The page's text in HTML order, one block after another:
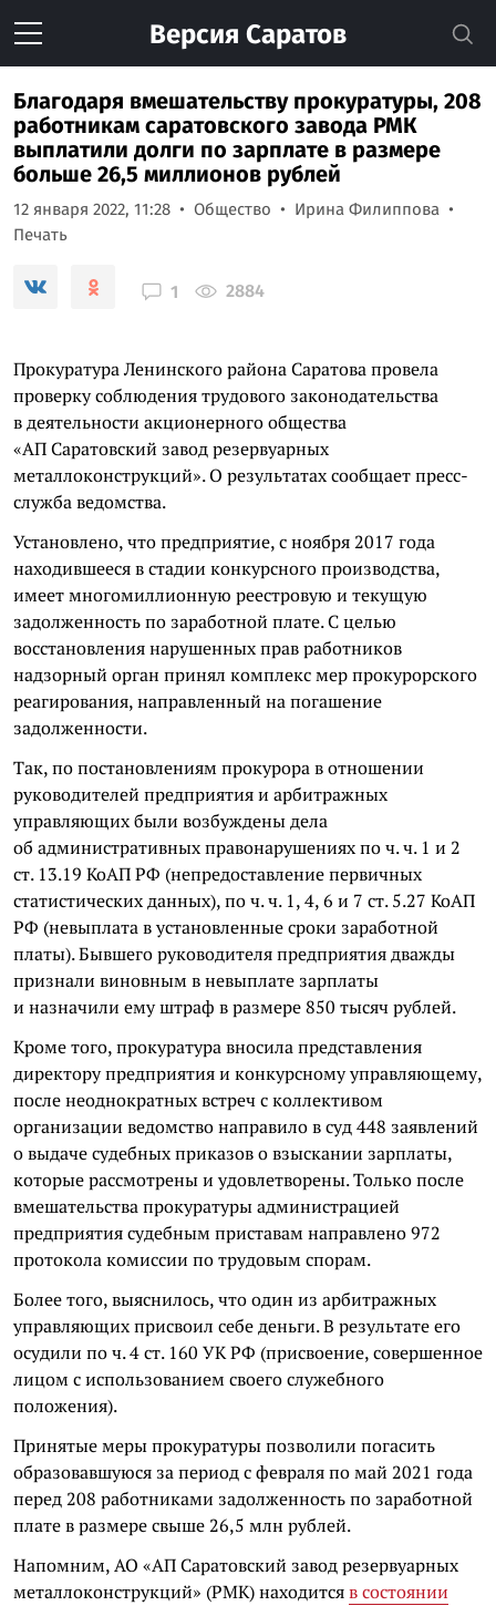
Версия Саратов
Благодаря вмешательству прокуратуры, 208
работникам саратовского завода РМК
выплатили долги по зарплате в размере
больше 26,5 миллионов рублей
12 января 2022, 11:28 Общество
Ирина Филиппова
Печать
1 2884
Прокуратура Ленинского района Саратова провела
проверку соблюдения трудового законодательства
в деятельности акционерного общества
«АП Саратовский завод резервуарных
металлоконструкций». О результатах сообщает пресс-
служба ведомства.
Установлено, что предприятие, с ноября 2017 года
находившееся в стадии конкурсного производства,
имеет многомиллионную реестровую и текущую
задолженность по заработной плате. С целью
восстановления нарушенных прав работников
надзорный орган принял комплекс мер прокурорского
реагирования, направленный на погашение
задолженности.
Так, по постановлениям прокурора в отношении
руководителей предприятия и арбитражных
управляющих были возбуждены дела
об административных правонарушениях по ч. ч. 1 и 2
ст. 13.19 КоАП РФ (непредоставление первичных
статистических данных), по ч. ч. 1, 4, 6 и 7 ст. 5.27 КоАП
РФ (невыплата в установленные сроки заработной
платы). Бывшего руководителя предприятия дважды
признали виновным в невыплате зарплаты
и назначили ему штраф в размере 850 тысяч рублей.
Кроме того, прокуратура вносила представления
директору предприятия и конкурсному управляющему,
после неоднократных встреч с коллективом
организации ведомство направило в суд 448 заявлений
о выдаче судебных приказов о взыскании зарплаты,
которые рассмотрены и удовлетворены. Только после
вмешательства прокуратуры администрацией
предприятия судебным приставам направлено 972
протокола комиссии по трудовым спорам.
Более того, выяснилось, что один из арбитражных
управляющих присвоил себе деньги. В результате его
осудили по ч. 4 ст. 160 УК РФ (присвоение, совершенное
лицом с использованием своего служебного
положения).
Принятые меры прокуратуры позволили погасить
образовавшуюся за период с февраля по май 2021 года
перед 208 работниками задолженность по заработной
плате в размере свыше 26,5 млн рублей.
Напомним, АО «АП Саратовский завод резервуарных
металлоконструкций» (РМК) находитсяв состоянии